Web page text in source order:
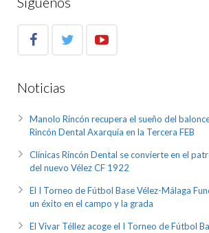
Noticias
Manolo Rincón recupera el sueño del
Rincón Dental Axarquía en la Tercera FEB
Clínicas Rincón Dental se convierte en el
del nuevo Vélez CF 1922
El I Torneo de Fútbol Base Vélez-Málaga
un éxito en el campo y la grada
El Vivar Téllez acoge el I Torneo de Fútbol